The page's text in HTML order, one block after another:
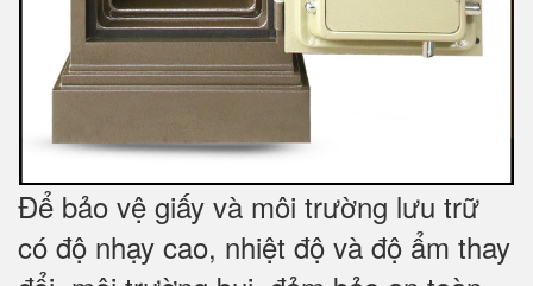
Để bảo vệ giấy và môi trường lưu trữ
có độ nhạy cao, nhiệt độ và độ ẩm thay